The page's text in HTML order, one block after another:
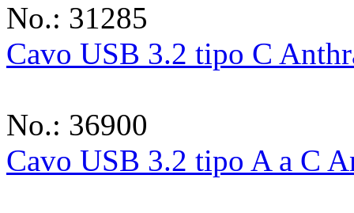
No.: 31285
Cavo USB 3.2 tipo C
No.: 36900
Cavo USB 3.2 tipo A a C